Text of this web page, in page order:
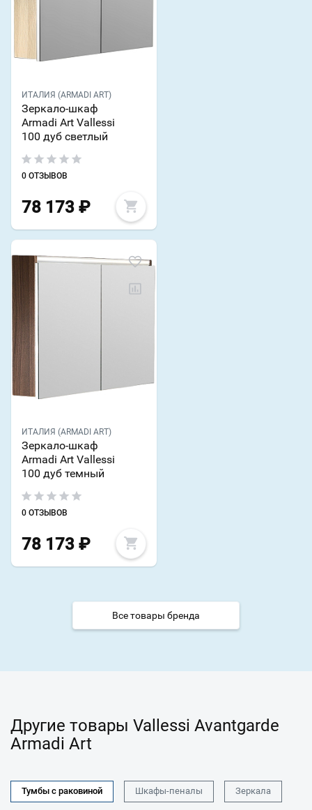
ИТАЛИЯ (ARMADI ART)
Зеркало-шкаф
Armadi Art Vallessi
100 дуб светлый
0 ОТЗЫВОВ
78 173 ₽
ИТАЛИЯ (ARMADI ART)
Зеркало-шкаф
Armadi Art Vallessi
100 дуб темный
0 ОТЗЫВОВ
78 173 ₽
Все товары бренда
Другие товары Vallessi Avantgarde
Armadi Art
Тумбы с раковиной Шкафы-пеналы Зеркала